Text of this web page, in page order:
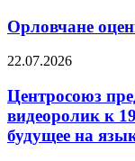
Орловчане
22.07.2026
Центросоюз
видеоролик к
будущее на